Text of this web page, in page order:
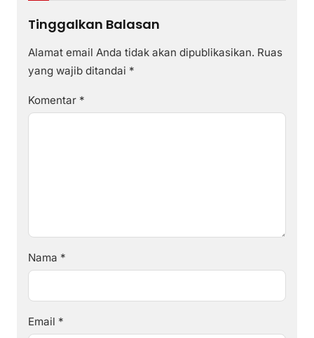
Tinggalkan Balasan
Alamat email Anda tidak akan dipublikasikan. Ruas
yang wajib ditandai *
Komentar *
Nama *
Email *